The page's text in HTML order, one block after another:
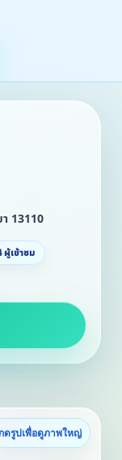
13110
ผู้เข้าชม
ดรูปเพื่อดูภาพใหญ่